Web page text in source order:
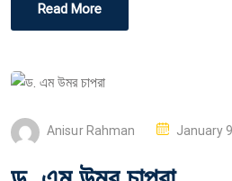
Read More
Anisur Rahman
S
January